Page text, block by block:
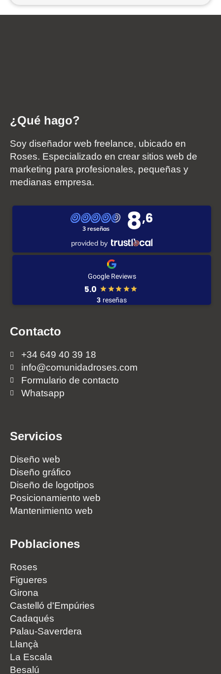
¿Qué hago?
Soy diseñador web freelance, ubicado en
Roses. Especializado en crear sitios web de
marketing para profesionales, pequeñas y
medianas empresa.
3 reseñas 8,6
provided by
Google Reviews
5.0
3 reseñas
Contacto
+34 649 40 39 18
info@comunidadroses.com
Formulario de contacto
Whatsapp
Servicios
Diseño web
Diseño gráfico
Diseño de logotipos
Posicionamiento web
Mantenimiento web
Poblaciones
Roses
Figueres
Girona
Castelló d'Empúries
Cadaqués
Palau-Saverdera
Llançà
La Escala
Besalú